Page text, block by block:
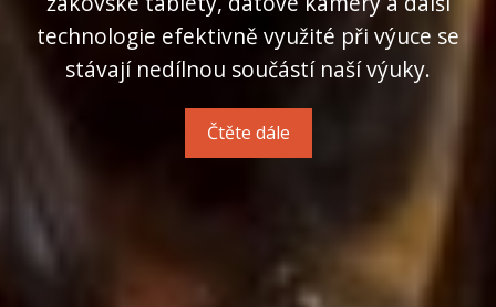
technologie efektivně využité při výuce se
stávají nedílnou součástí naší výuky.
Čtěte dále